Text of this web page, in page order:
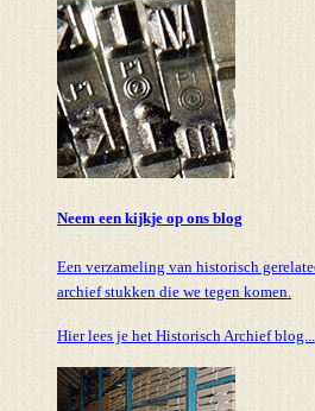
Neem een kijkje op ons blog
Een verzameling van historisch
archief stukken die we tegen komen.
Hier lees je het Historisch Archief blog...